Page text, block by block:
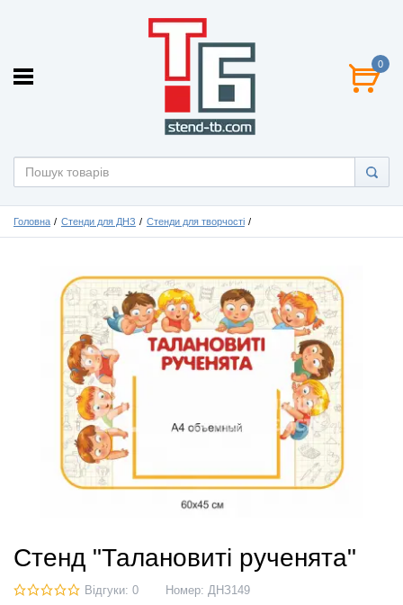
0
Головна Стенди для ДНЗ Стенди для творчості
Стенд "Талановиті рученята"
Відгуки: 0 Номер: ДНЗ149